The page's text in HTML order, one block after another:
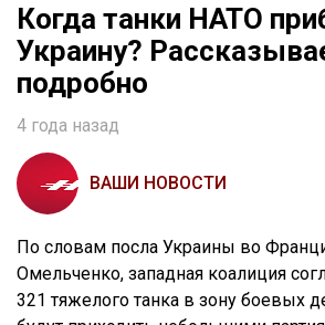
Когда танки НАТО
Украину?
подробно
4 года назад
ВАШИ НОВОСТИ
По словам посла Украины во
Омельченко, западная коалиция
321 тяжелого танка в зону боевых